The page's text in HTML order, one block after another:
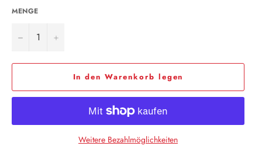
MENGE
− +
In den Warenkorb legen
Weitere Bezahlmöglichkeiten